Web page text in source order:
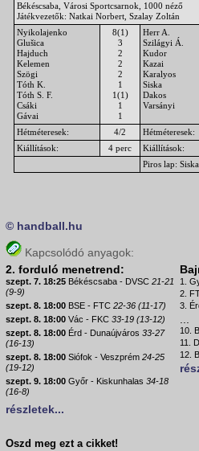
Békéscsaba, Városi Sportcsarnok, 1000 néző
Játékvezetők: Natkai Norbert, Szalay Zoltán
Nyikolajenko
Glušica
Hajduch
Kelemen
Szögi
Tóth K.
Tóth S. F.
Csáki
Gávai
8(1)
3
2
2
2
1
1(1)
1
1
Herr A.
Szilágyi Á.
Kudor
Kazai
Karalyos
Siska
Dakos
Varsányi
Hétméteresek: 4/2 Hétméteresek:
Kiállítások:
4 perc Kiállítások:
Piros lap: Siska
© handball.hu
Kapcsolódó anyagok:
2. forduló menetrend:
szept. 7. 18:25 Békéscsaba - DVSC 21-21
(9-9)
szept. 8. 18:00 BSE - FTC 22-36 (11-17)
szept. 8. 18:00 Vác - FKC 33-19 (13-12)
szept. 8. 18:00 Érd - Dunaújváros 33-27
(16-13)
szept. 8. 18:00 Siófok - Veszprém 24-25
(19-12)
szept. 9. 18:00 Győr - Kiskunhalas 34-18
(16-8)
részletek...
1.
2.
3.
...
10.
11.
12.
Oszd meg ezt a cikket!